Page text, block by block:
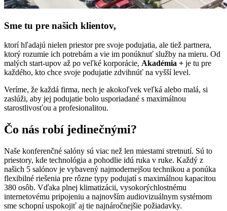
Sme tu pre našich klientov,
ktorí hľadajú nielen priestor pre svoje podujatia, ale tiež partnera,
ktorý rozumie ich potrebám a vie im ponúknuť služby na mieru. Od
malých start-upov až po veľké korporácie, Akadémia + je tu pre
každého, kto chce svoje podujatie zdvihnúť na vyšší level.
Veríme, že každá firma, nech je akokoľvek veľká alebo malá, si
zaslúži, aby jej podujatie bolo usporiadané s maximálnou
starostlivosťou a profesionalitou.
Čo nás robí jedinečnými?
Naše konferenčné salóny sú viac než len miestami stretnutí. Sú to
priestory, kde technológia a pohodlie idú ruka v ruke. Každý z
našich 5 salónov je vybavený najmodernejšou technikou a ponúka
flexibilné riešenia pre rôzne typy podujatí s maximálnou kapacitou
380 osôb. Vďaka plnej klimatizácii, vysokorýchlostnému
internetovému pripojeniu a najnovším audiovizuálnym systémom
sme schopní uspokojiť aj tie najnáročnejšie požiadavky.